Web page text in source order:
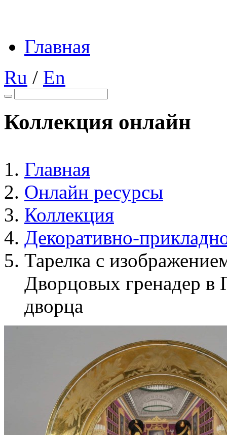
Главная
Ru / En
Коллекция онлайн
Главная
Онлайн ресурсы
Коллекция
Декоративно-
Тарелка с
Дворцовых гренадер в
дворца